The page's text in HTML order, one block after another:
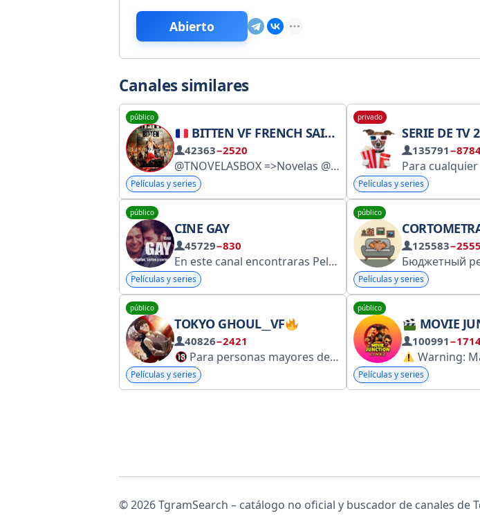
Abierto
Canales similares
público
BITTEN VF FRENCH SAISON 6 5 4 3 2 1 INTEGRALE FR VOIR FRANÇAIS
42363−2520
@TNOVELASBOX =>Novelas @SERIEFILMBOX =>Películas y series @NOLLYBOX =>Cine africano @BOLLYBOX =>Cine indio @ANIMESBOX =>Anime y manga @UTILEBOX =>Aplicaciones pirateadas @READPLAYGO =>Revistas y libros @ADULTESBOX =>X TEAM @MYCANALBOX
Películas y series
privado
SERIE DE TV
135791
Para cualquier consulta: @antipirat Security Network. Cualquier publicación puede ser publicidad. La
Películas y series
público
CINE GAY
45729−830
En este canal encontraras Peliculas, Cortos y Series Gay. Comparte este enlace para invitar a tus amigos: https://t.me/+V3zoN6g8wR2QTYhg
Películas y series
público
125583−2555
Películas y series
público
TOKYO GHOUL__VF
40826−2421
Para personas mayores de 18 años.
Este puede ser un canal de porno en Tg, podría contener material de naturaleza sexual.
Pornografía, imágenes de carácter íntimo, escenas de sexo u otro contenido para adultos.
Películas y series
público
MOVIE
100991
Warning: Many users reported this account as a
Películas y series
© 2026 TgramSearch – catálogo no oficial y buscador de canales de